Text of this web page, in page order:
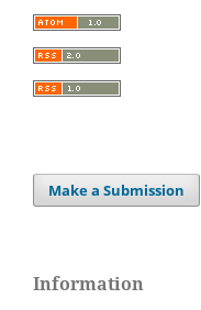
Make a Submission
Information